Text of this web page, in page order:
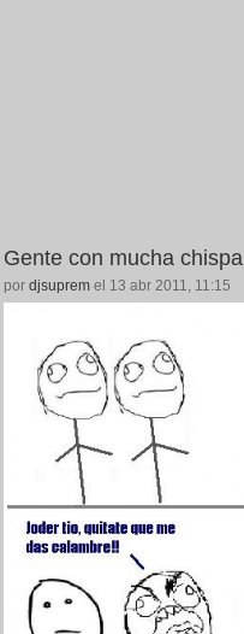
Gente con mucha chispa
por djsuprem el 13 abr 2011, 11:15